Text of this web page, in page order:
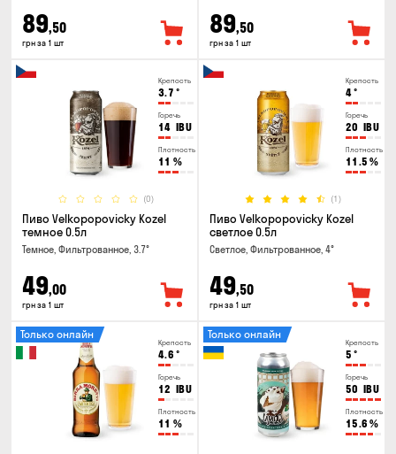
89,50
грн за 1 шт
89,50
грн за 1 шт
Крепость
3.7 °
Горечь
14 IBU
Плотность
11 %
(0)
Пиво Velkopopovicky Kozel
темное 0.5л
Темное, Фильтрованное, 3.7°
49,00
грн за 1 шт
Крепость
4°
Горечь
20 IBU
Плотность
11.5 %
(1)
Пиво Velkopopovicky Kozel
светлое 0.5л
Светлое, Фильтрованное, 4°
49,50
грн за 1 шт
Крепость
4.6 °
Горечь
12 IBU
Плотность
11 %
Только онлайн
Крепость
5 °
Горечь
50 IBU
Плотность
15.6 %
Только онлайн